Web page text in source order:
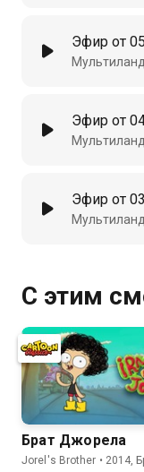
Эфир от
Эфир от
Эфир от
С этим
Брат Джорела
Jorel's Brother • 2014,